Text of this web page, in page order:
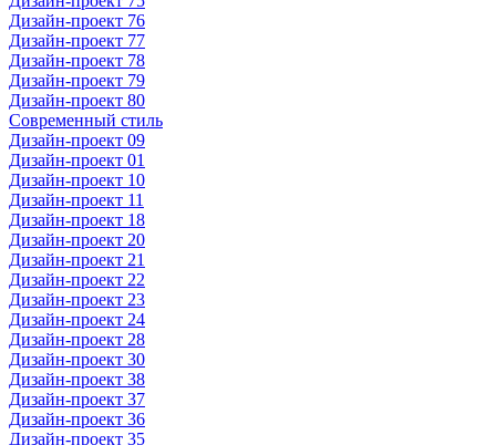
Дизайн-проект 76
Дизайн-проект 77
Дизайн-проект 78
Дизайн-проект 79
Дизайн-проект 80
Современный стиль
Дизайн-проект 09
Дизайн-проект 01
Дизайн-проект 10
Дизайн-проект 11
Дизайн-проект 18
Дизайн-проект 20
Дизайн-проект 21
Дизайн-проект 22
Дизайн-проект 23
Дизайн-проект 24
Дизайн-проект 28
Дизайн-проект 30
Дизайн-проект 38
Дизайн-проект 37
Дизайн-проект 36
Дизайн-проект 35